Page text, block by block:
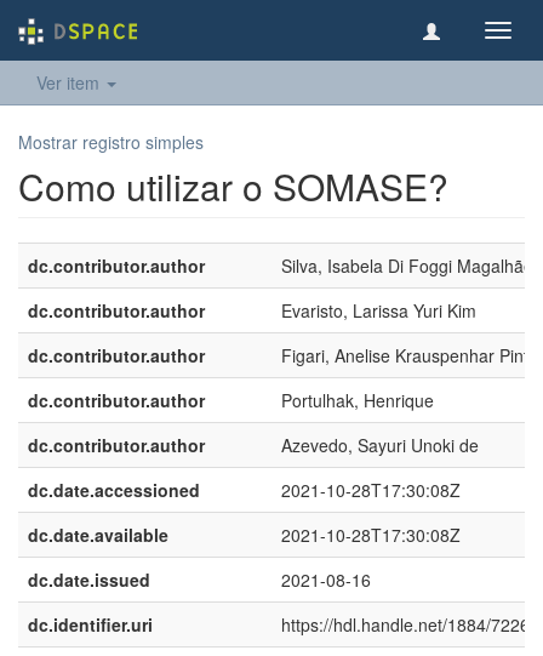
Ver item
Mostrar registro simples
Como utilizar o SOMASE?
dc.contributor.author
Silva, Isabela Di Foggi Magalhães
dc.contributor.author
Evaristo, Larissa Yuri Kim
dc.contributor.author
Figari, Anelise Krauspenhar Pinto
dc.contributor.author
Portulhak, Henrique
dc.contributor.author
Azevedo, Sayuri Unoki de
dc.date.accessioned
2021-10-28T17:30:08Z
dc.date.available
2021-10-28T17:30:08Z
dc.date.issued
2021-08-16
dc.identifier.uri
https://hdl.handle.net/1884/72269